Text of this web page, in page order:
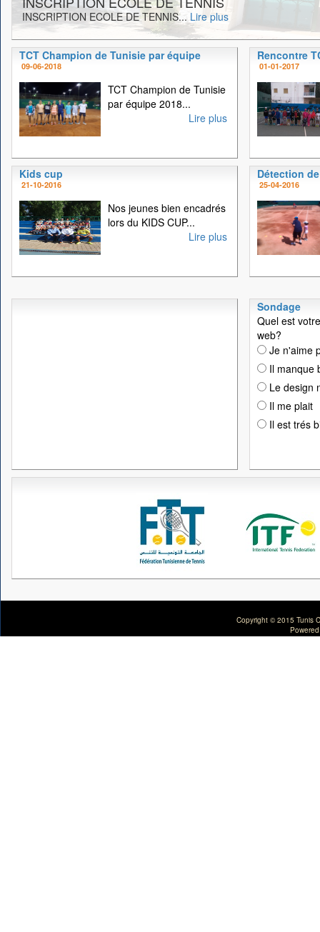
INSCRIPTION ECOLE DE TENNIS... Lire plus
TCT Champion de Tunisie par équipe
09-06-2018
TCT Champion de Tunisie
par équipe 2018...
Lire plus
Rencontre
01-01-2017
Kids cup
21-10-2016
Nos jeunes bien encadrés
lors du KIDS CUP...
Lire plus
Détection
25-04-2016
Sondage
Quel est
web?
Je n'aime
Il manque
Le design
Il me plait
Il est trés
Copyright © 2015 Tunis